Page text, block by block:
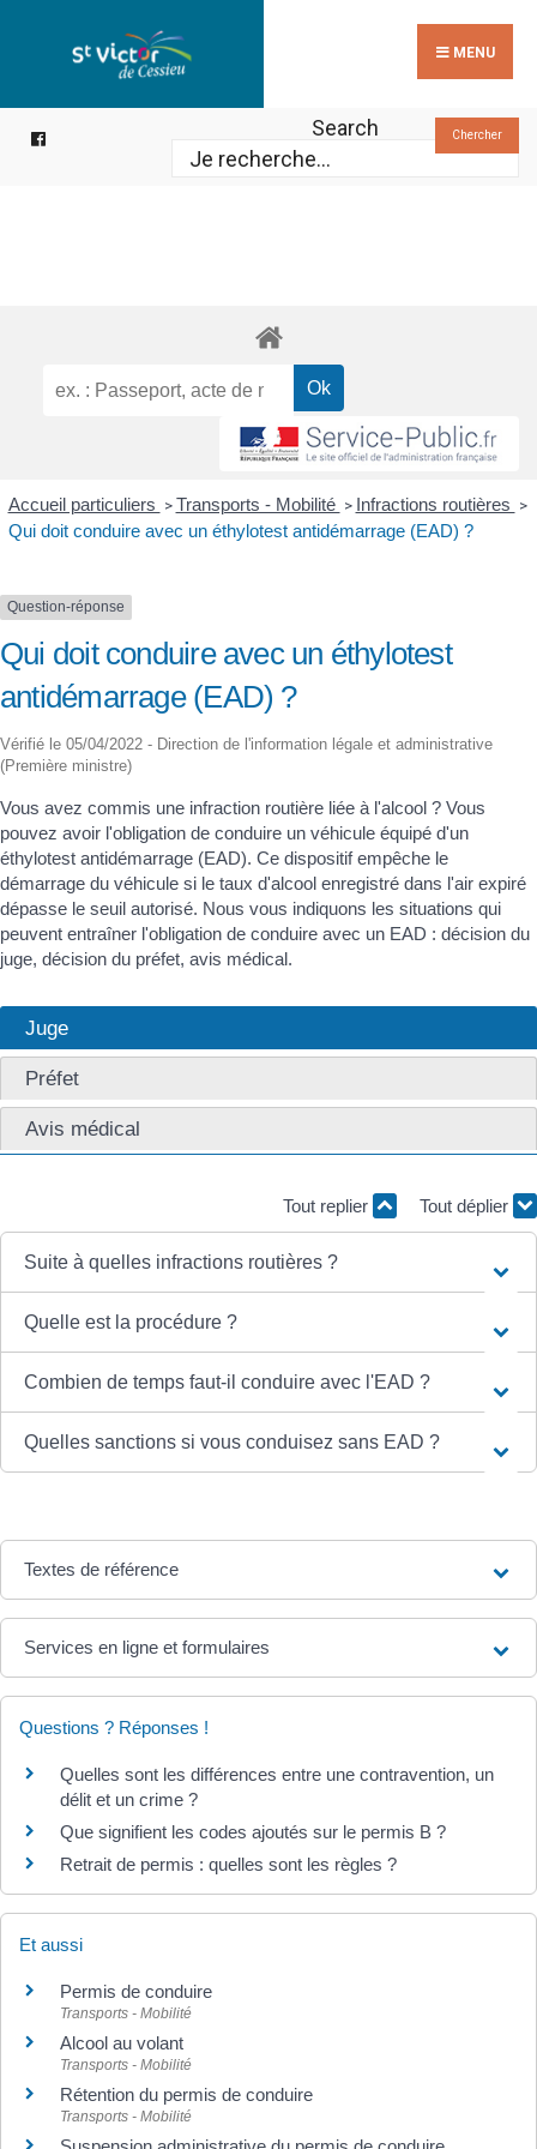
MENU
Search Chercher
Accueil particuliers > Transports - Mobilité > Infractions routières >
Qui doit conduire avec un éthylotest antidémarrage (EAD) ?
Question-réponse
Qui doit conduire avec un éthylotest
antidémarrage (EAD) ?
Vérifié le 05/04/2022 - Direction de l'information légale et administrative
(Première ministre)
Vous avez commis une infraction routière liée à l'alcool ? Vous
pouvez avoir l'obligation de conduire un véhicule équipé d'un
éthylotest antidémarrage (EAD). Ce dispositif empêche le
démarrage du véhicule si le taux d'alcool enregistré dans l'air expiré
dépasse le seuil autorisé. Nous vous indiquons les situations qui
peuvent entraîner l'obligation de conduire avec un EAD : décision du
juge, décision du préfet, avis médical.
Juge
Préfet
Avis médical
Tout replier Tout déplier
Suite à quelles infractions routières ?
Quelle est la procédure ?
Combien de temps faut-il conduire avec l'EAD ?
Quelles sanctions si vous conduisez sans EAD ?
Textes de référence
Services en ligne et formulaires
Questions ? Réponses !
Quelles sont les différences entre une contravention, un
délit et un crime ?
Que signifient les codes ajoutés sur le permis B ?
Retrait de permis : quelles sont les règles ?
Et aussi
Permis de conduire
Transports - Mobilité
Alcool au volant
Transports - Mobilité
Rétention du permis de conduire
Transports - Mobilité
for: